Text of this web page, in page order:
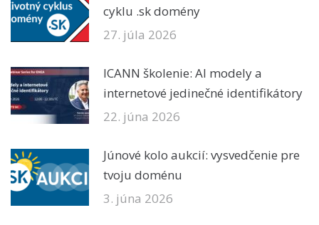
cyklu .sk domény
27. júla 2026
ICANN školenie: AI modely a
internetové jedinečné identifikátory
22. júna 2026
Júnové kolo aukcií: vysvedčenie pre
tvoju doménu
3. júna 2026